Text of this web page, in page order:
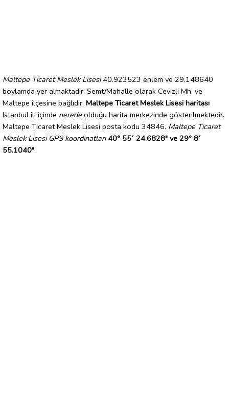
Maltepe Ticaret Meslek Lisesi40.923523 enlem ve 29.148640
boylamda yer almaktadır. Semt/Mahalle olarak Cevizli Mh. ve
Maltepe ilçesine bağlıdır. Maltepe Ticaret Meslek Lisesi haritası
Istanbul ili içinde nerede olduğu harita merkezinde gösterilmektedir.
Maltepe Ticaret Meslek Lisesi posta kodu 34846. Maltepe Ticaret
Meslek Lisesi GPS koordinatları 40° 55´ 24.6828" ve 29° 8´
55.1040".